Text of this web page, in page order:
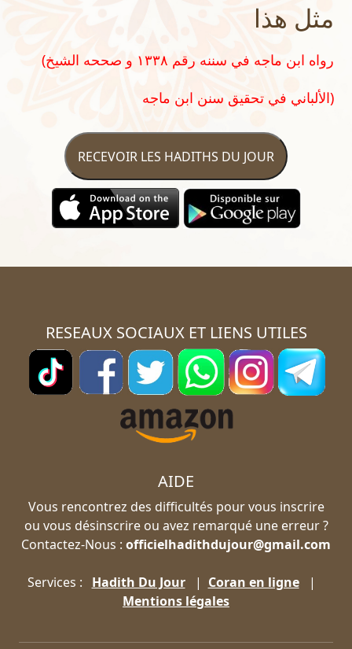
مثل هذا
(رواه ابن ماجه في سننه رقم ١٣٣٨ و صححه الشيخ
الألباني في تحقيق سنن ابن ماجه)
RECEVOIR LES HADITHS DU JOUR
RESEAUX SOCIAUX ET LIENS UTILES
AIDE
Vous rencontrez des difficultés pour vous inscrire
ou vous désinscrire ou avez remarqué une erreur ?
Contactez-Nous : officielhadithdujour@gmail.com
Services : Hadith Du Jour| Coran en ligne|
Mentions légales